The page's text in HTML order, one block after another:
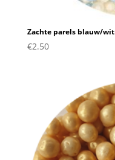
Zachte parels blauw/wit
€2.50